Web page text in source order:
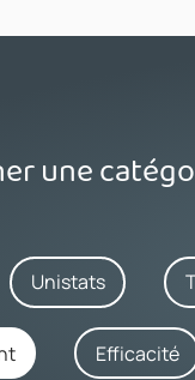
une
Unistats
Efficacité